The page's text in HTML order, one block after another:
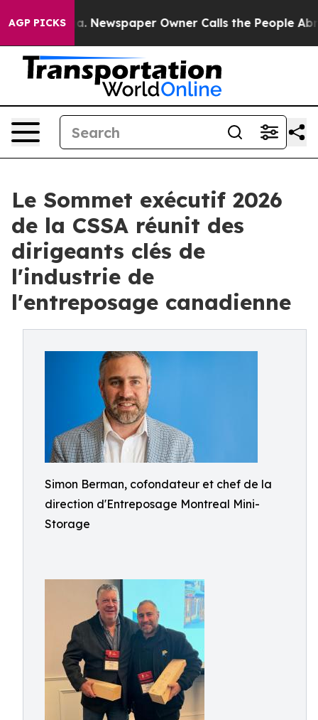
AGP PICKSNewspaper Owner Calls the People
Le Sommet exécutif 2026
de la CSSA réunit des
dirigeants clés de
l'industrie de
l'entreposage canadienne
Simon Berman, cofondateur et chef de la
direction d'Entreposage Montreal Mini-
Storage